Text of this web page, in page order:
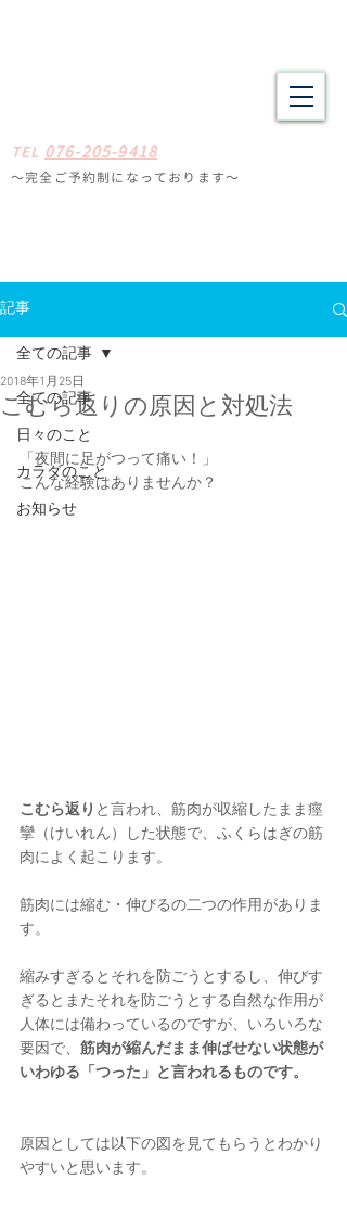
TEL 076-205-9418
〜完全ご予約制になっ ております〜
記事
全ての記事
日々のこと
カラダのこと
お知らせ
全ての記事
こむら返りの原因と対処法
2018年1月25日
「夜間に足がつって痛い！」
こんな経験はありませんか？
こむら返り と言われ、筋肉が収縮したまま痙
攣（けいれん）した状態で、ふくらはぎの筋
肉によく起こります。
筋肉には縮む・伸びるの二つの作用がありま
す。
縮みすぎるとそれを防ごうとするし、伸びす
ぎるとまたそれを防ごうとする自然な作用が
人体には備わっているのですが、いろいろな
要因で、 筋肉が縮んだまま伸ばせない状態が
いわゆる「つった」と言われるものです。
原因としては以下の図を見てもらうとわかり
やすいと思います。